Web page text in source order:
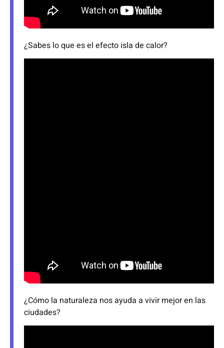
¿Sabes lo que es el efecto isla de calor?
¿Cómo la naturaleza nos ayuda a vivir mejor en las
ciudades?